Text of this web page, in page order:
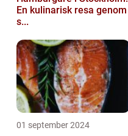
En kulinarisk resa genom
s...
01 september 2024